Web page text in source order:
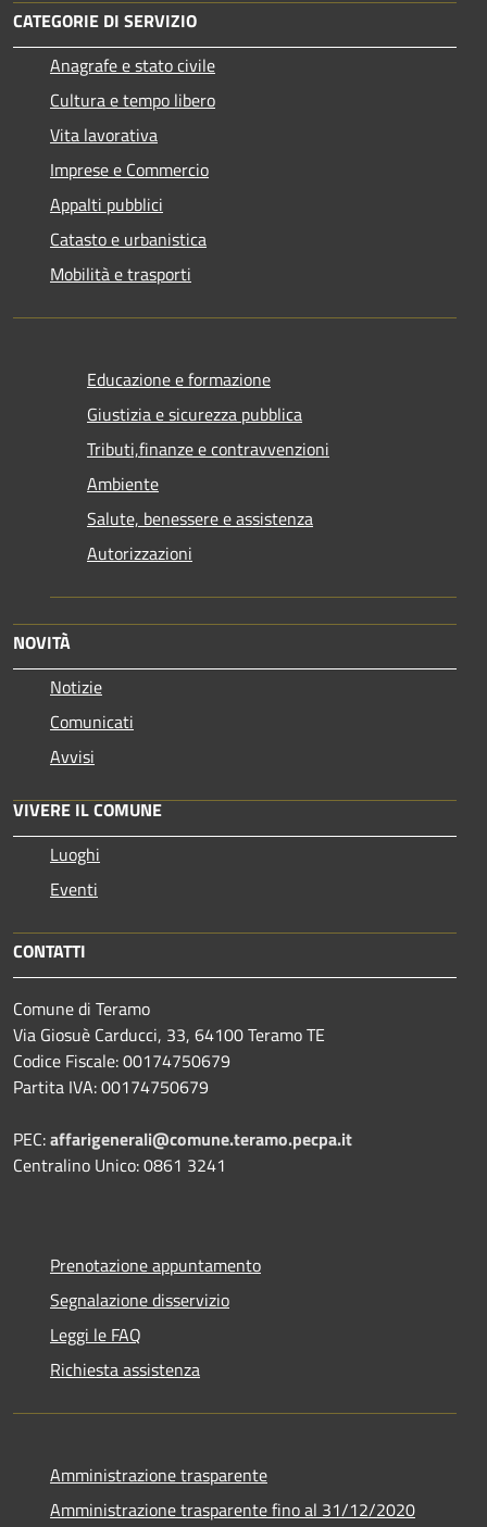
CATEGORIE DI SERVIZIO
Anagrafe e stato civile
Cultura e tempo libero
Vita lavorativa
Imprese e Commercio
Appalti pubblici
Catasto e urbanistica
Mobilità e trasporti
Educazione e formazione
Giustizia e sicurezza pubblica
Tributi,finanze e contravvenzioni
Ambiente
Salute, benessere e assistenza
Autorizzazioni
NOVITÀ
Notizie
Comunicati
Avvisi
VIVERE IL COMUNE
Luoghi
Eventi
CONTATTI
Comune di Teramo
Via Giosuè Carducci, 33, 64100 Teramo TE
Codice Fiscale: 00174750679
Partita IVA: 00174750679
PEC:affarigenerali@comune.teramo.pecpa.it
Centralino Unico: 0861 3241
Prenotazione appuntamento
Segnalazione disservizio
Leggi le FAQ
Richiesta assistenza
Amministrazione trasparente
Amministrazione trasparente fino al 31/12/2020